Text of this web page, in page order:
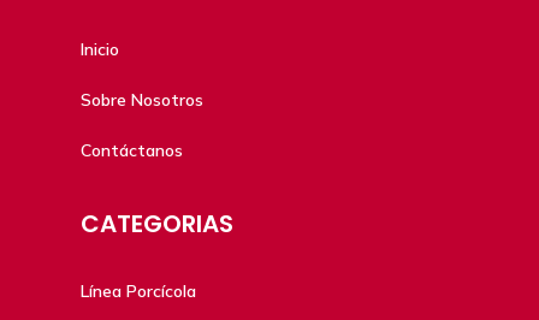
Inicio
Sobre Nosotros
Contáctanos
CATEGORIAS
Línea Porcícola